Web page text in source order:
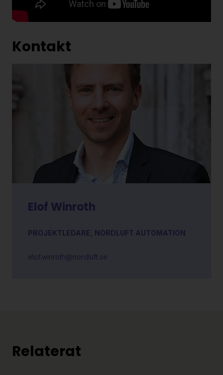
Kontakt
Elof Winroth
PROJEKTLEDARE, NORDLUFT AUTOMATION
elof.winroth@nordluft.se
Relaterat